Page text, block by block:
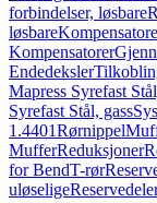
forbindelser, løsbare
løsbare
Kompensatorer
Endedeksler
Mapress Syrefast
Syrefast Stål, gass
1.4401Rørnippel
MufferReduksjoner
for BendT-rør
uløselige